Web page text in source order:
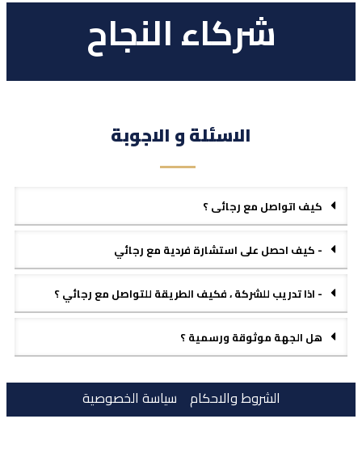
شركاء النجاح
الاسئلة و الاجوبة
كيف اتواصل مع رجائى ؟
- كيف احصل على استشارة فردية مع رجائي
- اذا تدريب للشركة ، فكيف الطريقة للتواصل مع رجائي ؟
هل الجهة موثوقة ورسمية ؟
الشروط والاحكام سياسة الخصوصية